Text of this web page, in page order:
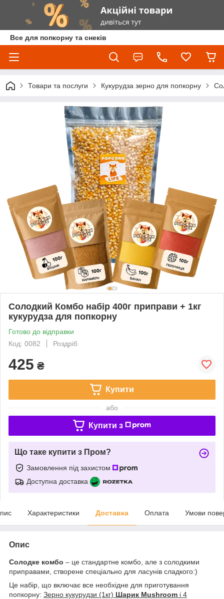
Все для попкорну та снеків
Товари та послуги Кукурудза зерно для попкорну
Солодкий Комбо набір 400г приправи + 1кг
кукурудза для попкорну
Готово до відправки
Код: 0082
Роздріб
425 ₴
Купити
або
Купити з
Що таке купити з Пром?
Замовлення під захистом
Доступна доставка
Характеристики Доставка Оплата Умови
Опис
Солодке комбо – це стандартне комбо, але з солодкими
приправами, створене спеціально для ласунів сладкого:)
Це набір, що включає все необхідне для приготування
попкорну: Зерно кукурудзи (1кг) Шарик Mushroom і 4